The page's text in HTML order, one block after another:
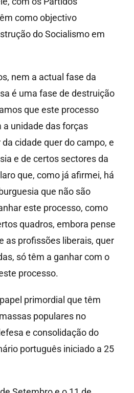
como objectivo
do Socialismo em
nem a actual fase da
é uma fase de destruição
que este processo
unidade das forças
cidade quer do campo, e
e de certos sectores da
que, como já afirmei, há
que não são
este processo, como
quadros, embora pense
as profissões liberais, quer
só têm a ganhar com o
processo.
primordial que têm
populares no
e consolidação do
português iniciado a 25